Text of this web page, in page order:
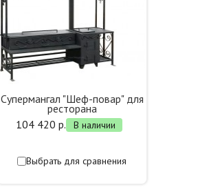
Супермангал "Шеф-повар" для
ресторана
104 420 р.
В наличии
Выбрать для сравнения